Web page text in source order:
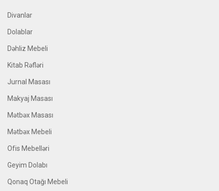
Divanlar
Dolablar
Dəhliz Mebeli
Kitab Rəfləri
Jurnal Masası
Makyaj Masası
Mətbəx Masası
Mətbəx Mebeli
Ofis Mebelləri
Geyim Dolabı
Qonaq Otağı Mebeli